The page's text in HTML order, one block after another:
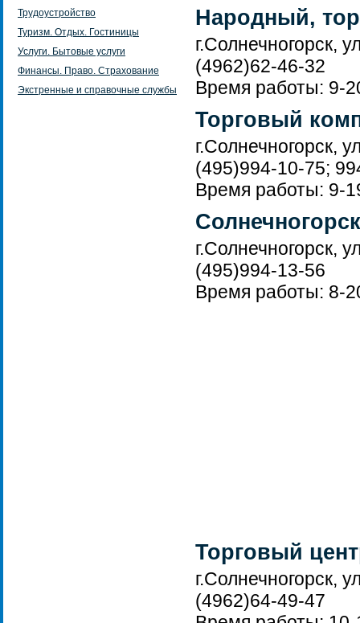
Трудоустройство
Туризм. Отдых. Гостиницы
Услуги. Бытовые услуги
Финансы. Право. Страхование
Экстренные и справочные службы
Народный,
г.Солнечногорск,
(4962)62-46-32
Время работы: 9-
Торговый
г.Солнечногорск,
(495)994-10-75;
Время работы: 9-
г.Солнечногорск,
(495)994-13-56
Время работы: 8-
Торговый
г.Солнечногорск,
(4962)64-49-47